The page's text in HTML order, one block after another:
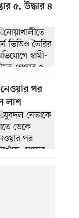
৫, উদ্ধার ৪
পর
লাশ